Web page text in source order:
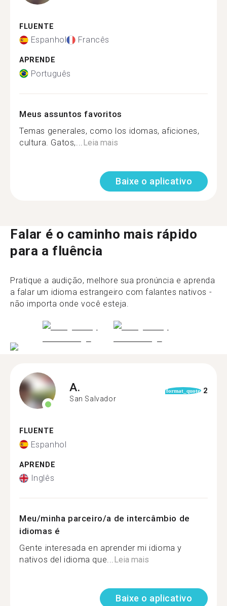
FLUENTE
Espanhol Francês
APRENDE
Português
Meus assuntos favoritos
Temas generales, como los idomas, aficiones,
cultura. Gatos,... Leia mais
Baixe o aplicativo
Falar é o caminho mais rápido
para a fluência
Pratique a audição, melhore sua pronúncia e aprenda
a falar um idioma estrangeiro com falantes nativos -
não importa onde você esteja.
A.
San Salvador
format_quote 2
FLUENTE
Espanhol
APRENDE
Inglês
Meu/minha parceiro/a de intercâmbio de
idiomas é
Gente interesada en aprender mi idioma y
nativos del idioma que...Leia mais
Baixe o aplicativo